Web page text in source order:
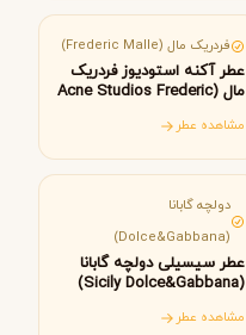
فردریک مال (Frederic Malle)
عطر آکنه استودیوز فردریک
مال (Acne Studios Frederic
مشاهده عطر
دولچه گابانا
(Dolce&Gabbana)
عطر سیسیلی دولچه گابانا
(Sicily Dolce&Gabbana)
مشاهده عطر